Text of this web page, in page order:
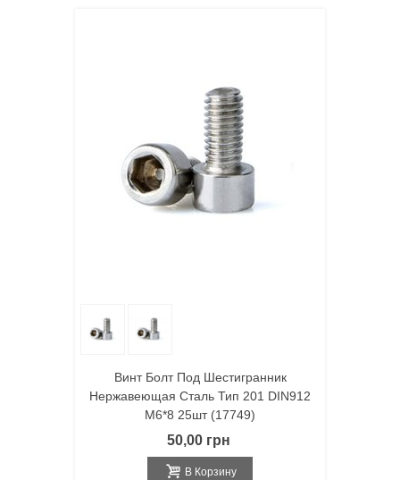
Винт Болт Под Шестигранник
Нержавеющая Сталь Тип 201 DIN912
M6*8 25шт (17749)
50,00 грн
В Корзину